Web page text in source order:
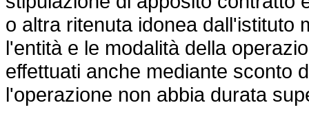
o altra ritenuta idonea dall'istituto
l'entità e le modalità della
effettuati anche mediante sconto
l'operazione non abbia durata